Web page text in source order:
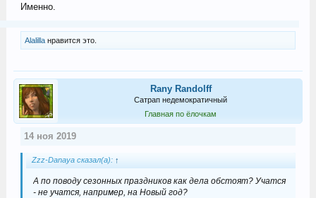
Именно.
Alalillaнравится это.
Rany Randolff
Сатрап недемократичный
Главная по ёлочкам
14 ноя 2019
Zzz-Danaya сказал(а): ↑
А по поводу сезонных праздников как дела обстоят? Учатся
- не учатся, например, на Новый год?